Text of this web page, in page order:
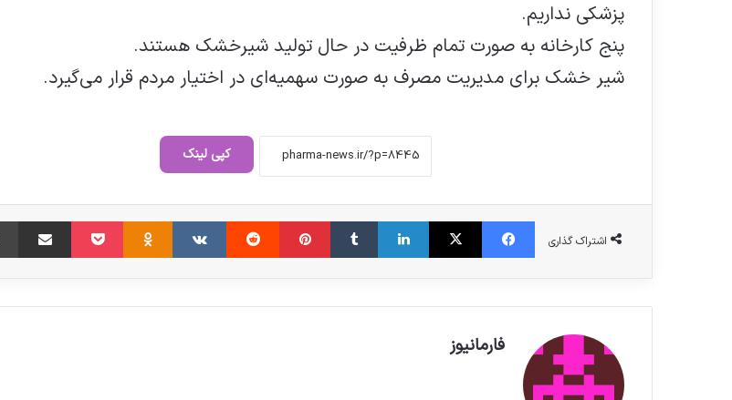
پزشکی نداریم.
پنج کارخانه به صورت تمام ظرفیت در حال تولید شیرخشک هستند.
شیر خشک برای مدیریت مصرف به صورت سهمیه‌ای در اختیار مردم قرار می‌گیرد.
کپی لینک
اشتراک گذاری
فیس بوک X لینکدین ‫تامبلر ‫پین‌ترست ‫رددیت ‫VKontakte
‫Odnoklassniki پاکت اشتراک گذاری از طریق ایمیل
فارمانیوز
تایید کردند
تولید ۲۴ ساعته داروهای حیاتی در کشور